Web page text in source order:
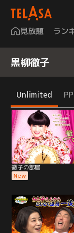
見放題 ラン
黒柳徹子
Unlimited
徹子の部屋
New